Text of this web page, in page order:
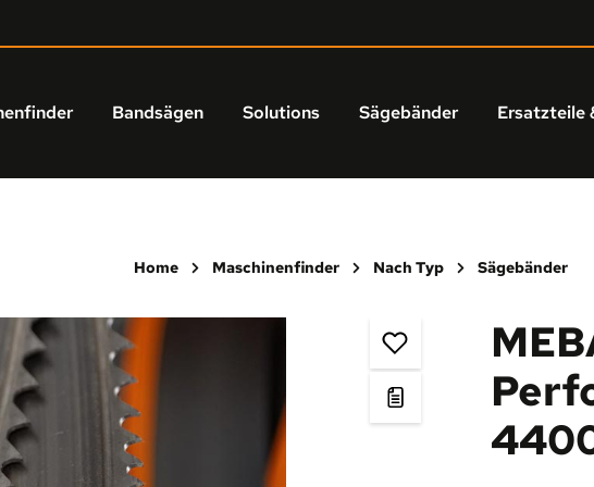
Bandsägen Solutions Sägebänder Ersatzteile
Home Maschinenfinder Nach Typ Sägebänder